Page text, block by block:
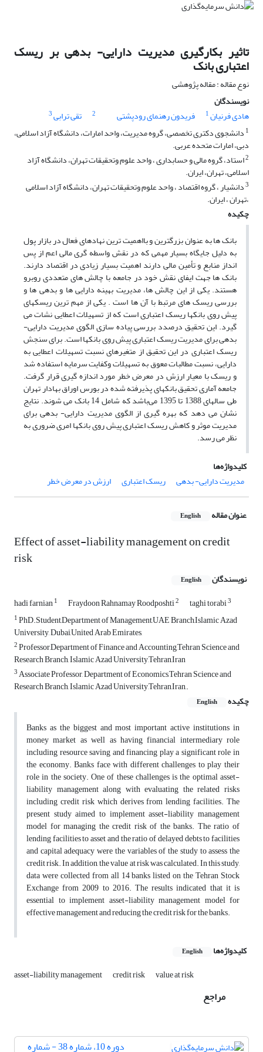
تاثیر بکارگیری مدیریت دارایی- بدهی بر ریسک
اعتباری بانک
نوع مقاله : مقاله پژوهشی
نویسندگان
هادی فرنیان1 فریدون رهنمای رودپشتی 2 تقی ترابی3
1 دانشجوی دکتری تخصصی، گروه مدیریت، واحد امارات، دانشگاه آزاد اسلامی،
دبی، امارات متحده عربی.
2استاد، گروه مالی و حسابداری ، واحد علوم وتحقیقات تهران، دانشگاه آزاد
اسلامی، تهران، ایران.
3دانشیار ، گروه اقتصاد ، واحد علوم وتحقیقات تهران، دانشگاه آزاد اسلامی
،تهران ، ایران.
چکیده
بانک ها به عنوان بزرگترین و بااهمیت ترین نهادهای فعال در بازار پول
به دلیل جایگاه بسیار مهمی که در نقش واسطه گری مالی اعم از پس
انداز منابع و تأمین مالی دارند اهمیت بسیار زیادی در اقتصاد دارند.
بانک ها جهت ایفای نقش خود در جامعه با چالش های متعددی روبرو
هستند. یکی از این چالش ها، مدیریت بهینه دارایی ها و بدهی ها و
بررسی ریسک های مرتبط با آن ها است . یکی از مهم ترین ریسکهای
پیش روی بانکها ریسک اعتباری است که از تسهیلات اعطایی نشات می
گیرد. این تحقیق درصدد بررسی پیاده سازی الگوی مدیریت دارایی-
بدهی برای مدیریت ریسک اعتباری پیش روی بانکها است. برای سنجش
ریسک اعتباری در این تحقیق از متغیرهای نسبت تسهیلات اعطایی به
دارایی، نسبت مطالبات معوق به تسهیلات وکفایت سرمایه استفاده شد
و ریسک با معیار ارزش در معرض خطر مورد اندازه گیری قرار گرفت.
جامعه آماری تحقیق بانکهای پذیرفته شده در بورس اوراق بهادار تهران
طی سالهای 1388 تا 1395 می‌باشد که شامل 14 بانک می شوند. نتایج
نشان می دهد که بهره گیری از الگوی مدیریت دارایی- بدهی برای
مدیریت موثر و کاهش ریسک اعتباری پیش روی بانکها امری ضروری به
نظر می رسد.
کلیدواژه‌ها
مدیریت دارایی- بدهی
ریسک اعتباری ارزش در معرض خطر
عنوان مقاله English
Effect of asset-liability management on credit
risk
نویسندگان English
hadi farnian1 Fraydoon Rahnamay Roodposhti2 taghi torabi3
1PhD.Student,Department of Management,UAE Branch,Islamic Azad
University, Dubai,United Arab Emirates,
2Professor,Department of Finance and Accounting,Tehran Science and
Research Branch, Islamic Azad University,Tehran,Iran
3Associate Professor, Department of Economics,Tehran Science and
Research Branch, Islamic Azad University,Tehran,Iran,.
چکیده
English
Banks as the biggest and most important active institutions in
money market as well as having financial intermediary role
including resource saving and financing play a significant role in
the economy. Banks face with different challenges to play their
role in the society. One of these challenges is the optimal asset-
liability management along with evaluating the related risks
including credit risk which derives from lending facilities. The
present study aimed to implement asset-liability management
model for managing the credit risk of the banks. The ratio of
lending facilities to asset and the ratio of delayed debts to facilities
and capital adequacy were the variables of the study to assess the
credit risk. In addition, the value at risk was calculated. In this study,
data were collected from all 14 banks listed on the Tehran Stock
Exchange from 2009 to 2016. The results indicated that it is
essential to implement asset-liability management model for
effective management and reducing the credit risk for the banks.
کلیدواژه‌ها English
asset-liability management credit risk value at risk
مراجع
دوره 10، شماره 38 - شماره